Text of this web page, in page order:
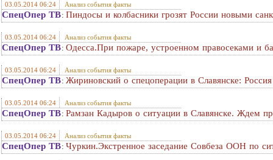
03.05.2014 06:24 Анализ события факты
СпецОпер ТВ: Пиндосы и колбасники грозят России новыми
03.05.2014 06:24 Анализ события факты
СпецОпер ТВ: Одесса.При пожаре, устроенном правосеками и
03.05.2014 06:24 Анализ события факты
СпецОпер ТВ: Жириновский о спецоперации в Славянске:
03.05.2014 06:24 Анализ события факты
СпецОпер ТВ: Рамзан Кадыров о ситуации в Славянске. Ждем
03.05.2014 06:24 Анализ события факты
СпецОпер ТВ: Чуркин.Экстренное заседание Совбеза ООН по